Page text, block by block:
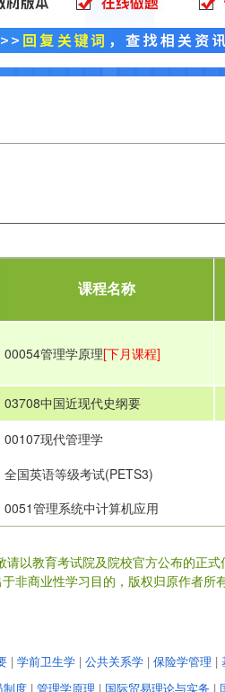
课程名称
00054管理学原理[下月课程]
03708中国近现代史纲要
00107现代管理学
全国英语等级考试(PETS3)
0051管理系统中计算机应用
以教育考试院及院校官方公布的正式
非商业性学习目的，版权归原作者所
| 学前卫生学 | 公共关系学 | 保险学管理 |
制度 | 管理学原理 | 国际贸易理论与实务 |